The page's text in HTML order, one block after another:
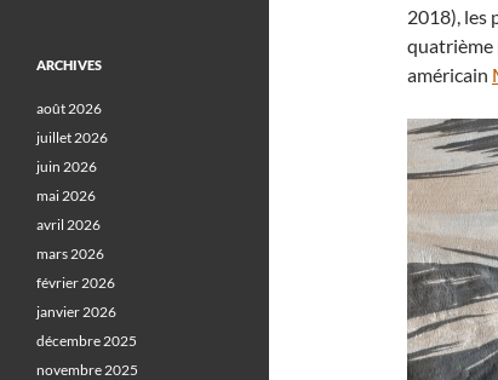
2018), les
quatrième
américain
ARCHIVES
août 2026
juillet 2026
juin 2026
mai 2026
avril 2026
mars 2026
février 2026
janvier 2026
décembre 2025
novembre 2025